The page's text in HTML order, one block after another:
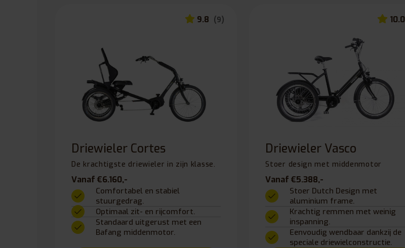
9.8 (9)
Driewieler Cortes
De krachtigste driewieler in zijn klasse.
Vanaf €6.160,-
Comfortabel en stabiel
stuurgedrag.
Optimaal zit- en rijcomfort.
Standaard uitgerust met een
Bafang middenmotor.
10.0
Driewieler Vasco
Stoer design met middenmotor
Vanaf €5.388,-
Stoer Dutch Design met
aluminium frame.
Krachtig remmen met weinig
inspanning.
Eenvoudig wendbaar dankzij de
speciale driewielconstructie.